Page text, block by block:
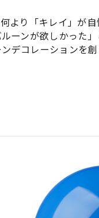
より「キレイ」が自
ーンが欲しかった
デコレーションを創